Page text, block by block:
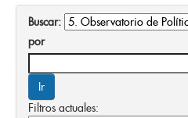
Buscar:
por
Filtros actuales: